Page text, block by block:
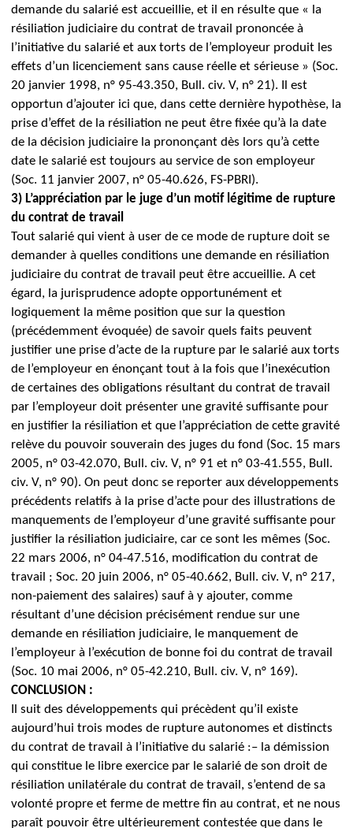
demande du salarié est accueillie, et il en résulte que « la
résiliation judiciaire du contrat de travail prononcée à
l’initiative du salarié et aux torts de l’employeur produit les
effets d’un licenciement sans cause réelle et sérieuse » (Soc.
20 janvier 1998, n° 95-43.350, Bull. civ. V, n° 21).
Il est
opportun d’ajouter ici que, dans cette dernière hypothèse, la
prise d’effet de la résiliation ne peut être fixée qu’à la date
de la décision judiciaire la prononçant dès lors qu’à cette
date le salarié est toujours au service de son employeur
(Soc. 11 janvier 2007, n° 05-40.626, FS-PBRI).
3) L’appréciation par le juge d’un motif légitime de rupture
du contrat de travail
Tout salarié qui vient à user de ce mode de rupture doit se
demander à quelles conditions une demande en résiliation
judiciaire du contrat de travail peut être accueillie. A cet
égard, la jurisprudence adopte opportunément et
logiquement la même position que sur la question
(précédemment évoquée) de savoir quels faits peuvent
justifier une prise d’acte de la rupture par le salarié aux torts
de l’employeur en énonçant tout à la fois que l’inexécution
de certaines des obligations résultant du contrat de travail
par l’employeur doit présenter une gravité suffisante pour
en justifier la résiliation et que l’appréciation de cette gravité
relève du pouvoir souverain des juges du fond (Soc. 15 mars
2005, n° 03-42.070, Bull. civ. V, n° 91 et n° 03-41.555, Bull.
civ. V, n° 90). On peut donc se reporter aux développements
précédents relatifs à la prise d’acte pour des illustrations de
manquements de l’employeur d’une gravité suffisante pour
justifier la résiliation judiciaire, car ce sont les mêmes (Soc.
22 mars 2006, n° 04-47.516, modification du contrat de
travail ; Soc. 20 juin 2006, n° 05-40.662, Bull. civ. V, n° 217,
non-paiement des salaires) sauf à y ajouter, comme
résultant d’une décision précisément rendue sur une
demande en résiliation judiciaire, le manquement de
l’employeur à l’exécution de bonne foi du contrat de travail
(Soc. 10 mai 2006, n° 05-42.210, Bull. civ. V, n° 169).
CONCLUSION :
Il suit des développements qui précèdent qu’il existe
aujourd’hui trois modes de rupture autonomes et distincts
du contrat de travail à l’initiative du salarié :– la démission
qui constitue le libre exercice par le salarié de son droit de
résiliation unilatérale du contrat de travail, s’entend de sa
volonté propre et ferme de mettre fin au contrat, et ne nous
paraît pouvoir être ultérieurement contestée que dans le